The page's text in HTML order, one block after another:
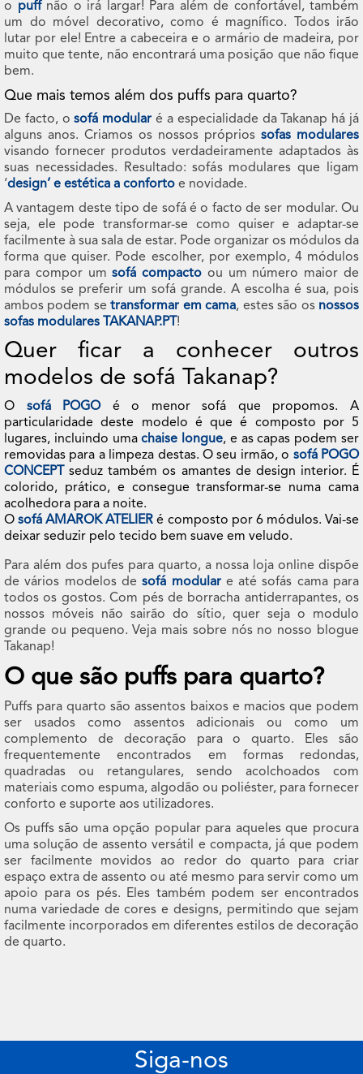
o puff não o irá largar! Para além de confortável, também
um do móvel decorativo, como é magnífico. Todos irão
lutar por ele! Entre a cabeceira e o armário de madeira, por
muito que tente, não encontrará uma posição que não fique
bem.
Que mais temos além dos puffs para quarto?
De facto, osofá modular é a especialidade da Takanap há já
alguns anos. Criamos os nossos próprios sofas modulares
visando fornecer produtos verdadeiramente adaptados às
suas necessidades. Resultado: sofás modulares que ligam
‘design’ e estética a conforto e novidade.
A vantagem deste tipo de sofá é o facto de ser modular. Ou
seja, ele pode transformar-se como quiser e adaptar-se
facilmente à sua sala de estar. Pode organizar os módulos da
forma que quiser. Pode escolher, por exemplo, 4 módulos
para compor umsofá compacto ou um número maior de
módulos se preferir um sofá grande. A escolha é sua, pois
ambos podem setransformar em cama, estes são os nossos
sofas modulares TAKANAP.PT !
Quer ficar a conhecer outros
modelos de sofá Takanap?
O sofá POGOé o menor sofá que propomos. A
particularidade deste modelo é que é composto por 5
lugares, incluindo umachaise longue, e as capas podem ser
removidas para a limpeza destas. O seu irmão, o sofá POGO
CONCEPT
seduz também os amantes de design interior. É
colorido, prático, e consegue transformar-se numa cama
acolhedora para a noite.
Osofá AMAROK ATELIER é composto por 6 módulos. Vai-se
deixar seduzir pelo tecido bem suave em veludo.
Para além dos pufes para quarto, a nossa loja online dispõe
de vários modelos desofá modulare até sofás cama para
todos os gostos. Com pés de borracha antiderrapantes, os
nossos móveis não sairão do sítio, quer seja o modulo
grande ou pequeno. Veja mais sobre nós no nosso blogue
Takanap!
O que são puffs para quarto?
Puffs para quarto são assentos baixos e macios que podem
ser usados como assentos adicionais ou como um
complemento de decoração para o quarto. Eles são
frequentemente encontrados em formas redondas,
quadradas ou retangulares, sendo acolchoados com
materiais como espuma, algodão ou poliéster, para fornecer
conforto e suporte aos utilizadores.
Os puffs são uma opção popular para aqueles que procura
uma solução de assento versátil e compacta, já que podem
ser facilmente movidos ao redor do quarto para criar
espaço extra de assento ou até mesmo para servir como um
apoio para os pés. Eles também podem ser encontrados
numa variedade de cores e designs, permitindo que sejam
facilmente incorporados em diferentes estilos de decoração
de quarto.
Siga-nos